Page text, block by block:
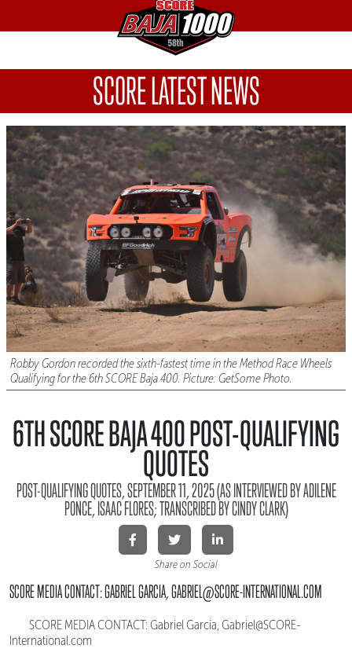
SCORE LATEST NEWS
Robby Gordon recorded the sixth-fastest time in the Method Race Wheels
Qualifying for the 6th SCORE Baja 400. Picture: GetSome Photo.
6TH SCORE BAJA 400 POST-QUALIFYING
QUOTES
POST-QUALIFYING QUOTES, SEPTEMBER 11, 2025 (AS INTERVIEWED BY ADILENE
PONCE, ISAAC FLORES; TRANSCRIBED BY CINDY CLARK)
Share on Social
SCORE MEDIA CONTACT: GABRIEL GARCIA, GABRIEL@SCORE-INTERNATIONAL.COM
SCORE MEDIA CONTACT: Gabriel Garcia, Gabriel@SCORE-
International.com